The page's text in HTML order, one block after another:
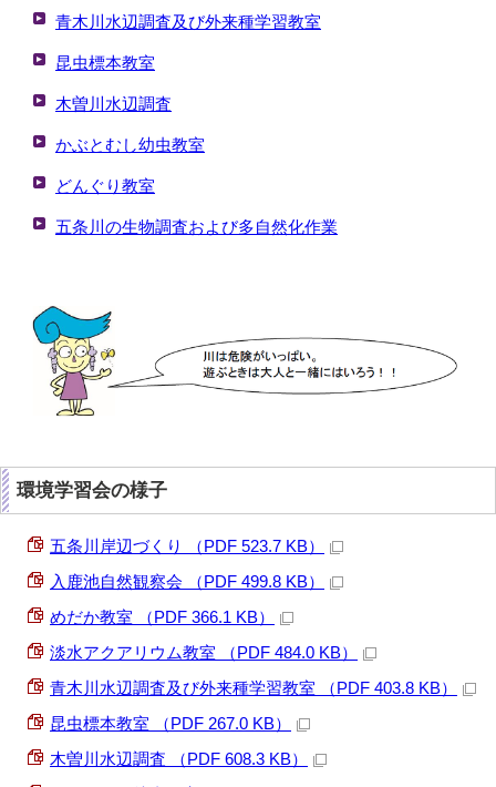
青木川水辺調査及び外来種学習教室
昆虫標本教室
木曽川水辺調査
かぶとむし幼虫教室
どんぐり教室
五条川の生物調査および多自然化作業
環境学習会の様子
五条川岸辺づくり （PDF 523.7 KB）
入鹿池自然観察会 （PDF 499.8 KB）
めだか教室 （PDF 366.1 KB）
淡水アクアリウム教室 （PDF 484.0 KB）
青木川水辺調査及び外来種学習教室 （PDF 403.8 KB）
昆虫標本教室 （PDF 267.0 KB）
木曽川水辺調査 （PDF 608.3 KB）